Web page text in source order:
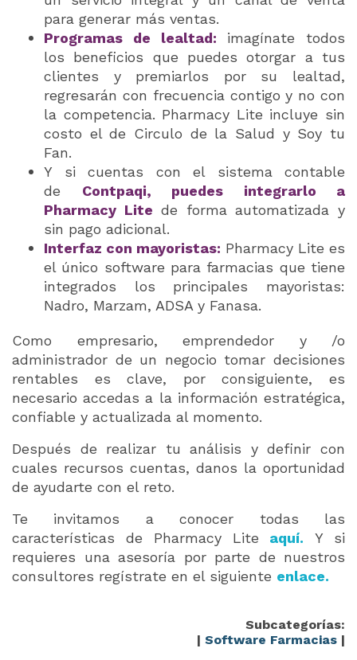
para generar más ventas.
Programas de lealtad: imagínate todos
los beneficios que puedes otorgar a tus
clientes y premiarlos por su lealtad,
regresarán con frecuencia contigo y no con
la competencia. Pharmacy Lite incluye sin
costo el de Circulo de la Salud y Soy tu
Fan.
Y si cuentas con el sistema contable
de Contpaqi, puedes integrarlo a
Pharmacy Lite de forma automatizada y
sin pago adicional.
Interfaz con mayoristas: Pharmacy Lite es
el único software para farmacias que tiene
integrados los principales mayoristas:
Nadro, Marzam, ADSA y Fanasa.
Como empresario, emprendedor y /o
administrador de un negocio tomar decisiones
rentables es clave, por consiguiente, es
necesario accedas a la información estratégica,
confiable y actualizada al momento.
Después de realizar tu análisis y definir con
cuales recursos cuentas, danos la oportunidad
de ayudarte con el reto.
Te invitamos a conocer todas las
características de Pharmacy Lite aquí. Y si
requieres una asesoría por parte de nuestros
consultores regístrate en el siguiente enlace.
Subcategorías:
| Software Farmacias |